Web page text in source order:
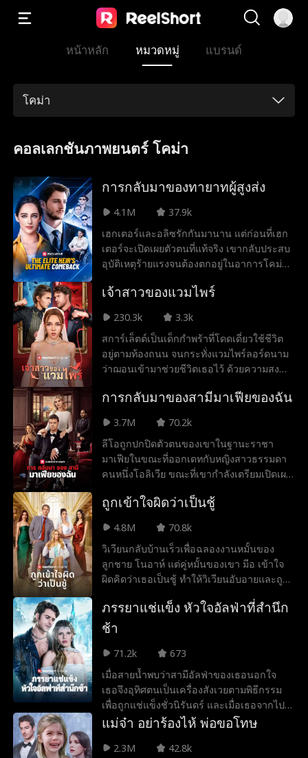
หน้าหลัก หมวดหมู่ แบรนด์
โคม่า
คอลเลกชันภาพยนตร์ โคม่า
การกลับมาของทายาทผู้สูงส่ง
4.1M
37.9k
เฮกเตอร์และอลิซรักกันมานาน แต่ก่อนที่เฮก
เตอร์จะเปิดเผยตัวตนที่แท้จริง เขากลับประสบ
อุบัติเหตุร้ายแรงจนต้องตกอยู่ในอาการโคม่า
เหลือค่ารักษาของเขาเท่าที่จะทำได้ ขณะที่เฮก
ปุ่มเรียกพยาบาล ในขณะเดียวกัน ศัตรูที่แฝงตัว
มาในคราบหมอกำลังหลอกลวงครอบครัวของ
เขา แต่ท่ามกลางช่วงวิกฤติ เฮกเตอร์สามารถ
พูดได้เป็นครั้งแรก พร้อมเตือนศัตรูว่า เพียงแค่
สู่กระบวนการยุติธรรม.
เจ้าสาวของแวมไพร์
230.3k
3.3k
สการ์เล็ตต์เป็นเด็กกำพร้าที่โดดเดี่ยวใช้ชีวิต
อยู่ตามท้องถนน จนกระทั่งแวมไพร์ลอร์ดนาม
ว่าฌอนเข้ามาช่วยชีวิตเธอไว้ ด้วยความสง
เป็นทั้งธรอลล์และคนรัก เขาสาบานคำสัตย์
ปลอดภัยเสมอ ทว่า วันเวลาที่เต็มไปด้วยความ
สุขและความรักกลับต้องสิ้นสุดลง เมื่อเชลซี
มนุษย์สาวผู้เย้ายวนและอันตรายปรากฏตัวขึ้น
เธอเข้ามายั่วยวนจนฌอนหลงใหลและพราก
เปลี่ยนเชลซีให้กลายเป็นแวมไพร์และยอมให้
เชลซีดื่มเลือดจากสการ์เล็ตต์ด้วย เมื่อหมกมุ่น
อยู่กับคนรักคนใหม่ฌอนจึงลืมคืนสำคัญของ
คำสัตย์โลหิต ปล่อยให้สการ์เล็ตต์ถูกทอดทิ้งจน
ใกล้ตาย ด้วยความเจ็บปวดและอับอายสกา
ร์เล็ตต์จึงตัดสินใจมีชีวิตเพื่อตัวเอง เธอยอม
เสี่ยงชีวิตเพื่อจากฌอนไปและตัดขาดสาย
สัมพันธ์ระหว่างธรอลล์กับนายเหนือหัวให้สิ้น
สุดลง ขณะที่ชีวิตของเธอกำลังอยู่ในภาวะ
อย่างกะทันหันและช่วยเธอไว้ สการ์เล็ตต์ทั้ง
ซาบซึ้งและหวาดหวั่นต่อความเมตตาของเขา
แต่เธอไม่รู้เลยว่า เจ้าชายผู้แสนดีคนนี้คือคนที่
เธอเคยช่วยเหลือไว้ก่อนหน้านี้แล้ว
การกลับมาของสามีมาเฟียของฉัน
3.7M
70.2k
ลีโอถูกปกปิดตัวตนของเขาในฐานะราชา
มาเฟียในขณะที่ออกเดทกับหญิงสาวธรรมดา
คนหนึ่งโอลิเวีย ขณะที่เขากำลังเตรียมเปิดเผย
ในสภาพที่ควบคุมตัวเองไม่ได้ โอลิเวียอยู่เคียง
และการกระทำแรกของเขาคือการขอโอลิเวีย
แต่งงาน ญาติและเพื่อนของโอลิเวียคิดว่าลีโอ
เป็นเพียงผู้ชายน่าสงสารที่นั่งรถเข็น โดยไม่รู้
ว่าเขาคือดอน แกมบิโน ทายาทของตระกูล
ถูกเข้าใจผิดว่าเป็นชู้
4.8M
70.8k
วิเวียนกลับบ้านเร็วเพื่อฉลองงานหมั้นของ
ลูกชาย โนอาห์ แต่คู่หมั้นของเขา มีอ เข้าใจ
ผิดคิดว่าเธอเป็นชู้ ทำให้วิเวียนอับอายและถูก
เขาโกรธจัดและสาบานว่าจะตามหาแม่ให้เจอ
ไม่ว่าจะต้องแลกด้วยอะไรก็ตาม!
ภรรยาแช่แข็ง หัวใจอัลฟ่าที่สำนึก
ช้า
71.2k
673
เมื่อสายน้ำพบว่าสามีอัลฟ่าของเธอนอกใจ
เธอจึงอุทิศตนเป็นเครื่องสังเวยตามพิธีกรรม
เพื่อถูกแช่แข็งชั่วนิรันดร์ และเมื่อเธอจากไป
เธอก็จะได้ตัดสายสัมพันธ์คู่ครองระหว่างพวก
เย็นเยือกให้กลายเป็นคู่ครองใหม่ของเขา
แม่จ๋า อย่าร้องไห้ พ่อขอโทษ
2.3M
42.8k